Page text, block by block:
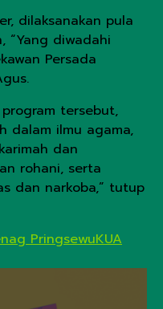
dilaksanakan pula
“Yang diwadahi
Persada
tersebut,
dalam ilmu agama,
dan
rohani, serta
dan narkoba,” tutup
PringsewuKUA